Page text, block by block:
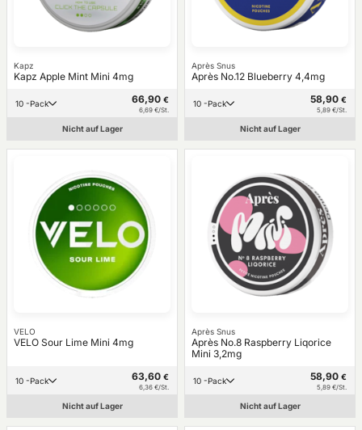
Kapz
Kapz Apple Mint Mini 4mg
10 -Pack 66,90 €
6,69 €/St.
Nicht auf Lager
Après Snus
Après No.12 Blueberry 4,4mg
10 -Pack 58,90 €
5,89 €/St.
Nicht auf Lager
VELO
VELO Sour Lime Mini 4mg
10 -Pack 63,60 €
6,36 €/St.
Nicht auf Lager
Après Snus
Après No.8 Raspberry Liqorice
Mini 3,2mg
10 -Pack 58,90 €
5,89 €/St.
Nicht auf Lager